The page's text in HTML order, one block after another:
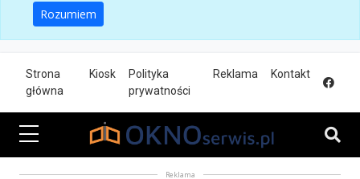
Rozumiem
Strona
główna
Kiosk
Polityka
prywatności
Reklama Kontakt
Reklama